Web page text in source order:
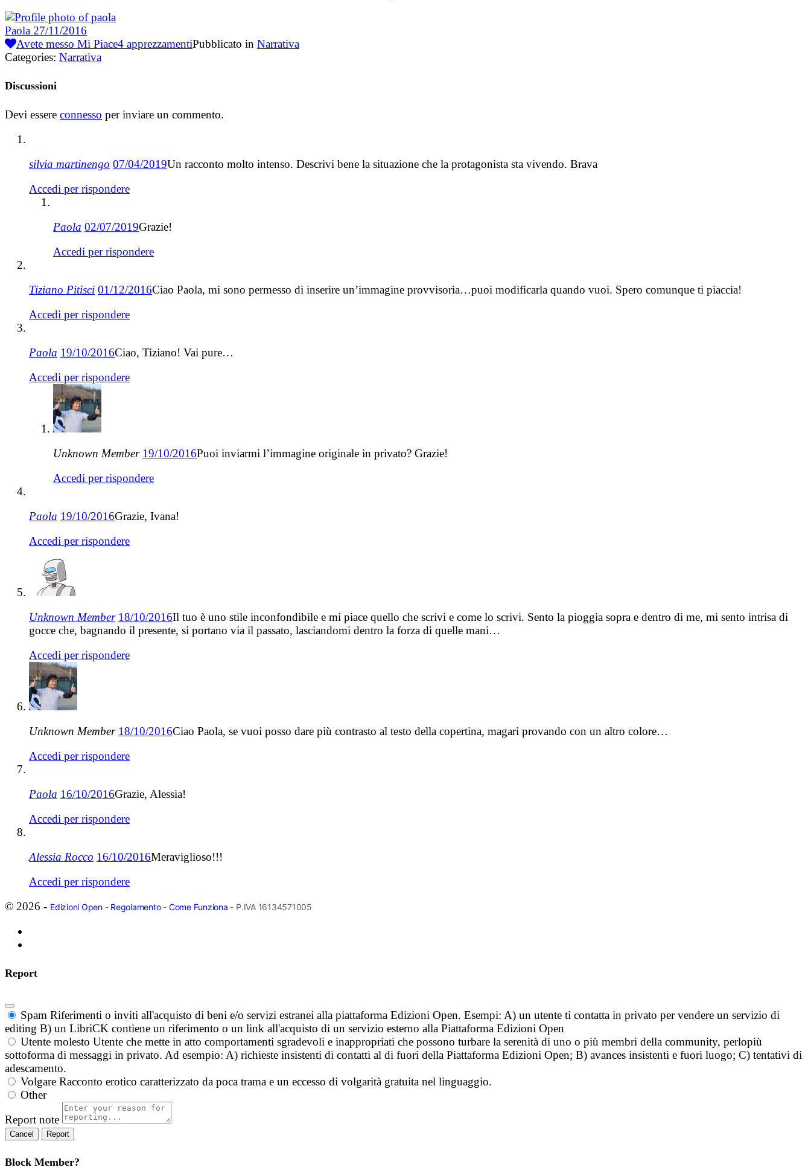
Paola 27/11/2016
Avete messo Mi Piace4 apprezzamentiPubblicato in Narrativa
Categories: Narrativa
Discussioni
Devi essere connesso per inviare un commento.
silvia martinengo 07/04/2019Un racconto molto intenso. Descrivi bene la situazione che la protagonista sta vivendo. Brava
Accedi per rispondere
Paola 02/07/2019Grazie!
Accedi per rispondere
Tiziano Pitisci 01/12/2016Ciao Paola, mi sono permesso di inserire un’immagine provvisoria…puoi modificarla quando vuoi. Spero comunque ti piaccia!
Accedi per rispondere
Paola 19/10/2016Ciao, Tiziano! Vai pure…
Accedi per rispondere
Unknown Member 19/10/2016Puoi inviarmi l’immagine originale in privato? Grazie!
Accedi per rispondere
Paola 19/10/2016Grazie, Ivana!
Accedi per rispondere
Unknown Member 18/10/2016Il tuo è uno stile inconfondibile e mi piace quello che scrivi e come lo scrivi. Sento la pioggia sopra e dentro di me, mi sento intrisa di
gocce che, bagnando il presente, si portano via il passato, lasciandomi dentro la forza di quelle mani…
Accedi per rispondere
Unknown Member 18/10/2016Ciao Paola, se vuoi posso dare più contrasto al testo della copertina, magari provando con un altro colore…
Accedi per rispondere
Paola 16/10/2016Grazie, Alessia!
Accedi per rispondere
Alessia Rocco 16/10/2016Meraviglioso!!!
Accedi per rispondere
© 2026 - Edizioni Open- Regolamento- Come Funziona - P.IVA 16134571005
Report
Spam Riferimenti o inviti all'acquisto di beni e/o servizi estranei alla piattaforma Edizioni Open. Esempi: A) un utente ti contatta in privato per vendere un servizio di
editing B) un LibriCK contiene un riferimento o un link all'acquisto di un servizio esterno alla Piattaforma Edizioni Open
Utente molesto Utente che mette in atto comportamenti sgradevoli e inappropriati che possono turbare la serenità di uno o più membri della community, perlopiù
sottoforma di messaggi in privato. Ad esempio: A) richieste insistenti di contatti al di fuori della Piattaforma Edizioni Open; B) avances insistenti e fuori luogo; C) tentativi di
adescamento.
Volgare Racconto erotico caratterizzato da poca trama e un eccesso di volgarità gratuita nel linguaggio.
Other
Report note
Report
Block Member?